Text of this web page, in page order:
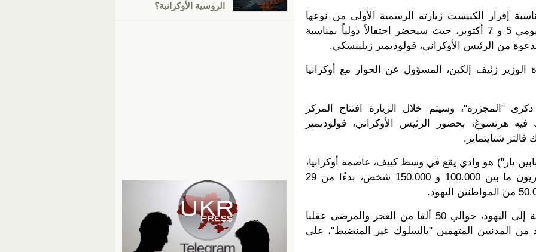
إقرار الكنيست زيارته الرسمية الأولى من نوعها
مطلع الشهر القادم إلى أوكرانيا يومي 5 و 7 أكتوبر، حيث سيحضر احتفالاً دولياً بمناسبة
بدعوة من الرئيس الأوكراني، فولوديمير زيلينسكي.
الوزير زئيف إلكين، المسؤول عن الحوار مع أوكرانيا
"المجزرة"، وسيتم خلال الزيارة افتتاح المركز
فيه هرتسوغ، بحضور الرئيس الأوكراني، فولوديمير
فالتر شتاينماير.
يار") هو وادي يقع في وسط كييف، عاصمة أوكرانيا،
وقعت فيه مجزرة قتل خلالها النازيون ما بين 100.000 و 150.000 شخص، بدءًا من 29
وراح أيضًا ضحية المجزرة، بالإضافة إلى اليهود، حوالي 50 ألفا من الغجر والمرضى عقليا
المدنيين المتهمين "بالسلوك غير المنضبط"، على
الروسية الأوكرانية؟